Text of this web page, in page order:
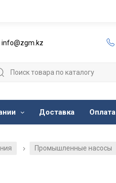
info@zgm.kz
Доставка Оплата
/ Промышленные насосы